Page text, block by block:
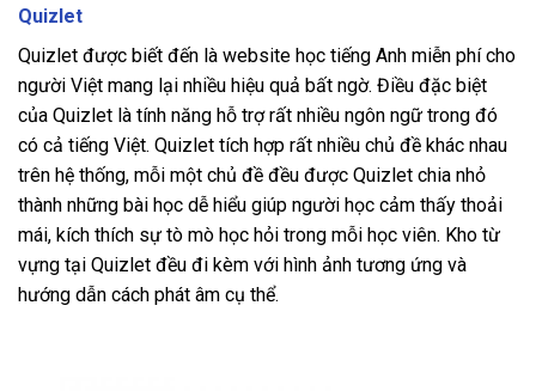
Quizlet
Quizlet được biết đến là website học tiếng Anh miễn phí cho
người Việt mang lại nhiều hiệu quả bất ngờ. Điều đặc biệt
của Quizlet là tính năng hỗ trợ rất nhiều ngôn ngữ trong đó
có cả tiếng Việt. Quizlet tích hợp rất nhiều chủ đề khác nhau
trên hệ thống, mỗi một chủ đề đều được Quizlet chia nhỏ
thành những bài học dễ hiểu giúp người học cảm thấy thoải
mái, kích thích sự tò mò học hỏi trong mỗi học viên. Kho từ
vựng tại Quizlet đều đi kèm với hình ảnh tương ứng và
hướng dẫn cách phát âm cụ thể.